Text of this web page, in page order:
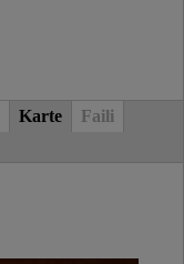
Karte
Faili